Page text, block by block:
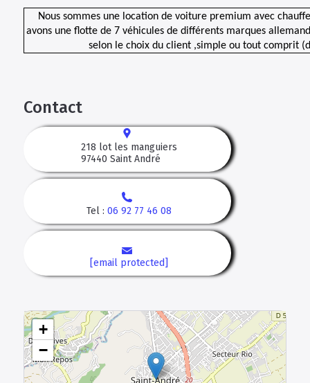
Nous sommes une location de voiture premium avec
avons une flotte de 7 véhicules de différents marques
selon le choix du client ,simple ou tout comprit
Contact
218 lot les manguiers
97440 Saint André
Tel :06 92 77 46 08
[email protected]
+
−